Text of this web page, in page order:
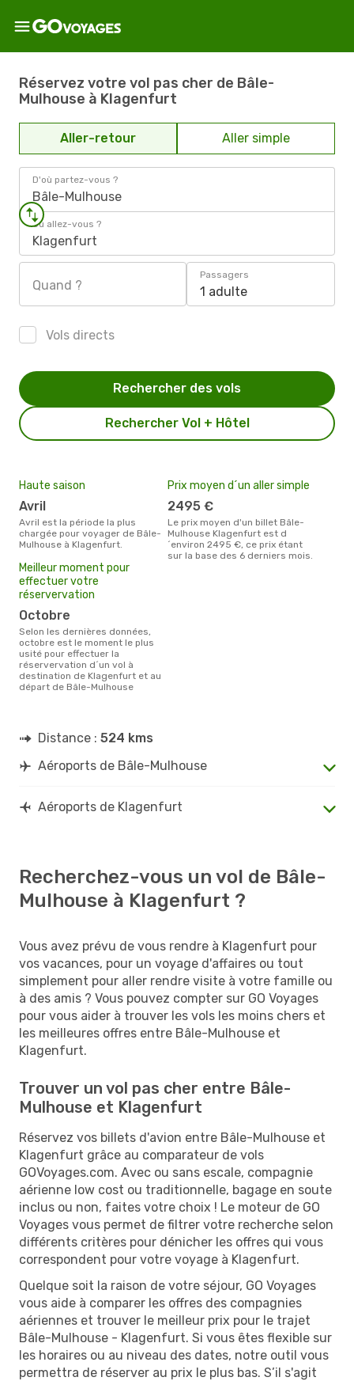
Réservez votre vol pas cher de Bâle-
Mulhouse à Klagenfurt
Aller-retour Aller simple
D'où partez-vous ?
Bâle-Mulhouse
Où allez-vous ?
Klagenfurt
Quand ?
Passagers
1 adulte
Vols directs
Rechercher Vol + Hôtel
Rechercher des vols
Haute saison
avril
avril est la période la plus
chargée pour voyager de Bâle-
Mulhouse à Klagenfurt.
Prix moyen d´un aller simple
2495 €
Le prix moyen d'un billet Bâle-
Mulhouse Klagenfurt est d
´environ 2495 €, ce prix étant
sur la base des 6 derniers mois.
Meilleur moment pour
effectuer votre
réservervation
octobre
Selon les dernières données,
octobre est le moment le plus
usité pour effectuer la
réservervation d´un vol à
destination de Klagenfurt et au
départ de Bâle-Mulhouse
Distance : 524 kms
Aéroports de Bâle-Mulhouse
Aéroports de Klagenfurt
Recherchez-vous un vol de Bâle-
Mulhouse à Klagenfurt ?
Vous avez prévu de vous rendre à Klagenfurt pour
vos vacances, pour un voyage d'affaires ou tout
simplement pour aller rendre visite à votre famille ou
à des amis ? Vous pouvez compter sur GO Voyages
pour vous aider à trouver les vols les moins chers et
les meilleures offres entre Bâle-Mulhouse et
Klagenfurt.
Trouver un vol pas cher entre Bâle-
Mulhouse et Klagenfurt
Réservez vos billets d'avion entre Bâle-Mulhouse et
Klagenfurt grâce au comparateur de vols
GOVoyages.com. Avec ou sans escale, compagnie
aérienne low cost ou traditionnelle, bagage en soute
inclus ou non, faites votre choix ! Le moteur de GO
Voyages vous permet de filtrer votre recherche selon
différents critères pour dénicher les offres qui vous
correspondent pour votre voyage à Klagenfurt.
Quelque soit la raison de votre séjour, GO Voyages
vous aide à comparer les offres des compagnies
aériennes et trouver le meilleur prix pour le trajet
Bâle-Mulhouse - Klagenfurt. Si vous êtes flexible sur
les horaires ou au niveau des dates, notre outil vous
permettra de réserver au prix le plus bas. S’il s'agit